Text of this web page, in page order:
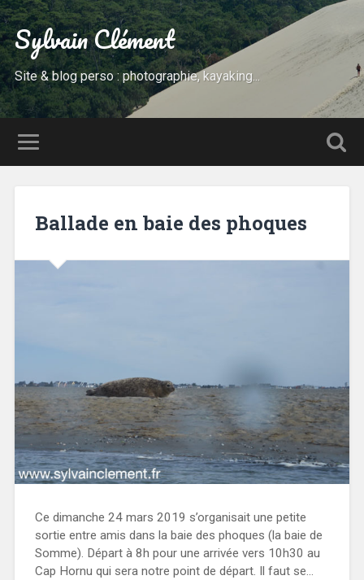
Sylvain Clément
Site & blog perso : photographie, kayaking...
Ballade en baie des phoques
Ce dimanche 24 mars 2019 s’organisait une petite
sortie entre amis dans la baie des phoques (la baie de
Somme). Départ à 8h pour une arrivée vers 10h30 au
Cap Hornu qui sera notre point de départ. Il faut se…